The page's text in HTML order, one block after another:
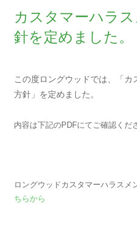
カスタマーハラ
針を定めました。
この度ロングウッドでは、「
方針」を定めました。
内容は下記のPDFにてご確認くだ
ロングウッドカスタマーハラス
ちらから